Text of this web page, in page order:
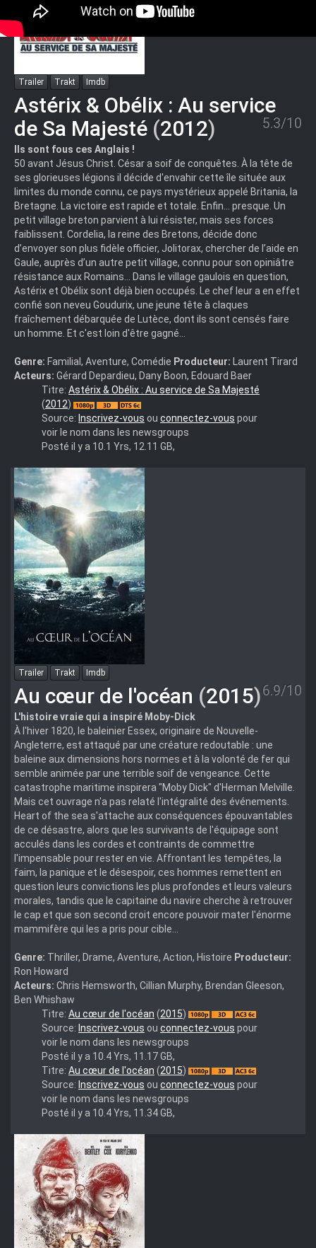
Trailer Trakt Imdb
Astérix & Obélix : Au service
de Sa Majesté (2012) 5.3/10
Ils sont fous ces Anglais !
50 avant Jésus Christ. César a soif de conquêtes. À la tête de
ses glorieuses légions il décide d'envahir cette île située aux
limites du monde connu, ce pays mystérieux appelé Britania, la
Bretagne. La victoire est rapide et totale. Enfin… presque. Un
petit village breton parvient à lui résister, mais ses forces
faiblissent. Cordelia, la reine des Bretons, décide donc
d’envoyer son plus fidèle officier, Jolitorax, chercher de l’aide en
Gaule, auprès d’un autre petit village, connu pour son opiniâtre
résistance aux Romains… Dans le village gaulois en question,
Astérix et Obélix sont déjà bien occupés. Le chef leur a en effet
confié son neveu Goudurix, une jeune tête à claques
fraîchement débarquée de Lutèce, dont ils sont censés faire
un homme. Et c'est loin d'être gagné…
Genre: Familial, Aventure, Comédie Producteur: Laurent Tirard
Acteurs: Gérard Depardieu, Dany Boon, Edouard Baer
Astérix
Obélix
de
Sa
Majesté
(2012)
Titre: Astérix & Obélix : Au service de Sa Majesté
(2012)
Source: Inscrivez-vous ou connectez-vous pour
voir le nom dans les newsgroups
Posté il y a 10.1 Yrs, 12.11 GB,
Trailer Trakt Imdb
Au cœur de l'océan (2015)6.9/10
L'histoire vraie qui a inspiré Moby-Dick
À l'hiver 1820, le baleinier Essex, originaire de Nouvelle-
Angleterre, est attaqué par une créature redoutable : une
baleine aux dimensions hors normes et à la volonté de fer qui
semble animée par une terrible soif de vengeance. Cette
catastrophe maritime inspirera "Moby Dick" d'Herman Melville.
Mais cet ouvrage n'a pas relaté l'intégralité des événements.
Heart of the sea s'attache aux conséquences épouvantables
de ce désastre, alors que les survivants de l'équipage sont
acculés dans les cordes et contraints de commettre
l'impensable pour rester en vie. Affrontant les tempêtes, la
faim, la panique et le désespoir, ces hommes remettent en
question leurs convictions les plus profondes et leurs valeurs
morales, tandis que le capitaine du navire cherche à retrouver
le cap et que son second croit encore pouvoir mater l'énorme
mammifère qui les a pris pour cible…
Genre: Thriller, Drame, Aventure, Action, Histoire Producteur:
Ron Howard
Acteurs: Chris Hemsworth, Cillian Murphy, Brendan Gleeson,
Ben Whishaw
l'océan
(2015)
Titre: Au cœur de l'océan (2015)
Source: Inscrivez-vous ou connectez-vous pour
voir le nom dans les newsgroups
Posté il y a 10.4 Yrs, 11.17 GB,
l'océan
Titre: Au cœur de l'océan (2015)
Source: Inscrivez-vous ou connectez-vous pour
voir le nom dans les newsgroups
Posté il y a 10.4 Yrs, 11.34 GB,